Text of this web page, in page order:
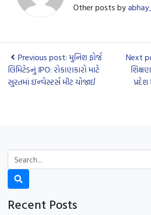
Other posts by
Previous post: મુનિશ ફોર્જ
લિમિટેડનું IPO: રોકાણકારો માટે
સુરતમાં ઇન્વેસ્ટર્સ મીટ યોજાઈ
Next
પ્રદેશ
Recent Posts